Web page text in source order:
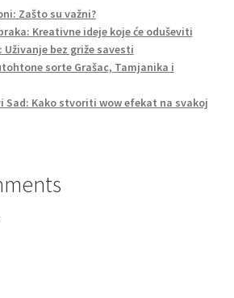
Zašto su važni?
Kreativne ideje koje će oduševiti
bez griže savesti
sorte Grašac, Tamjanika i
Sad: Kako stvoriti wow efekat na svakoj